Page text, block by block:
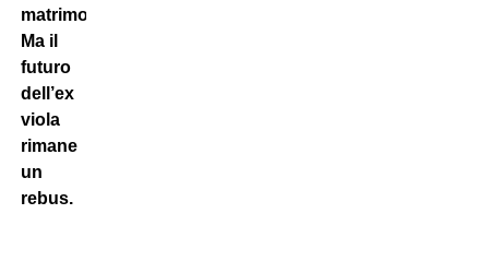
matrimonio.
Ma il
futuro
dell’ex
viola
rimane
un
rebus.